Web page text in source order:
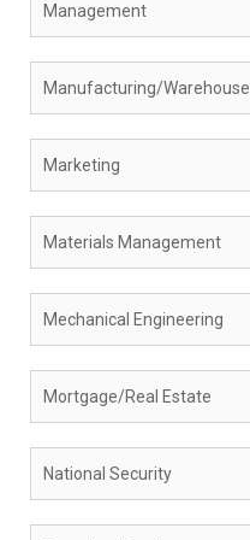
Management
Manufacturing/Warehouse
Marketing
Materials Management
Mechanical Engineering
Mortgage/Real Estate
National Security